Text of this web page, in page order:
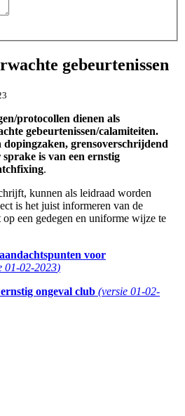
gebeurtenissen
protocollen dienen als
gebeurtenissen/calamiteiten.
grensoverschrijdend
is van een ernstig
.
kunnen als leidraad worden
is het juist informeren van de
een gedegen en uniforme wijze te
voor
01-02-2023)
ongeval club (versie 01-02-